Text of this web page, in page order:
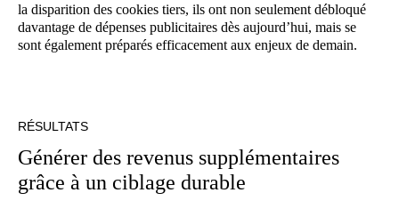
la disparition des cookies tiers, ils ont non seulement débloqué
davantage de dépenses publicitaires dès aujourd’hui, mais se
sont également préparés efficacement aux enjeux de demain.
RÉSULTATS
Générer des revenus supplémentaires
grâce à un ciblage durable